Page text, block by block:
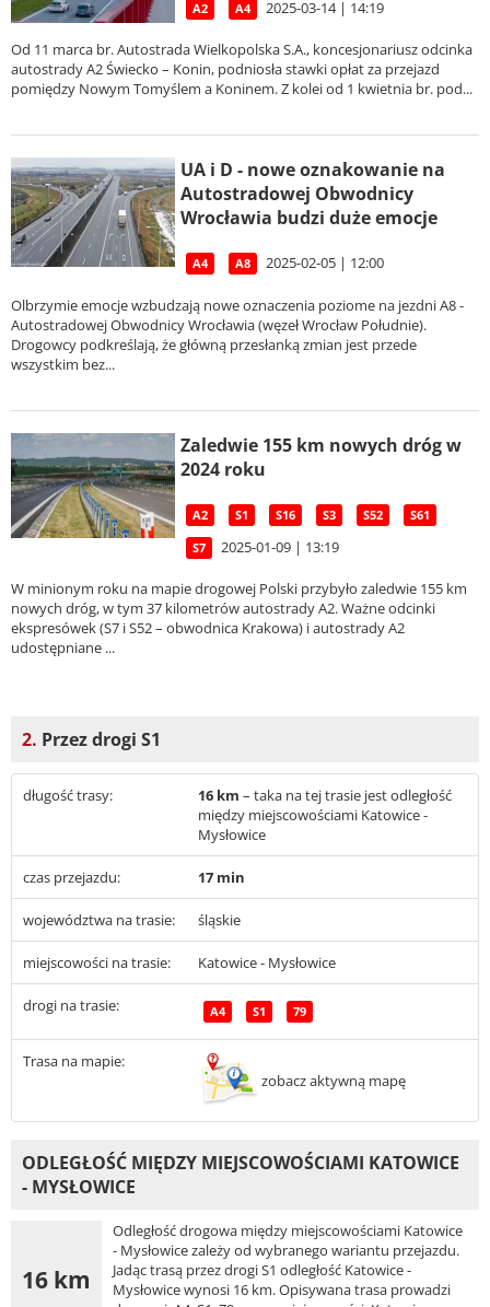
A2 A4 2025-03-14 | 14:19
Od 11 marca br. Autostrada Wielkopolska S.A., koncesjonariusz odcinka
autostrady A2 Świecko – Konin, podniosła stawki opłat za przejazd
pomiędzy Nowym Tomyślem a Koninem. Z kolei od 1 kwietnia br. pod...
UA i D - nowe oznakowanie na
Autostradowej Obwodnicy
Wrocławia budzi duże emocje
A4 A8 2025-02-05 | 12:00
Olbrzymie emocje wzbudzają nowe oznaczenia poziome na jezdni A8 -
Autostradowej Obwodnicy Wrocławia (węzeł Wrocław Południe).
Drogowcy podkreślają, że główną przesłanką zmian jest przede
wszystkim bez...
Zaledwie 155 km nowych dróg w
2024 roku
A2 S1 S16 S3 S52 S61
S7 2025-01-09 | 13:19
W minionym roku na mapie drogowej Polski przybyło zaledwie 155 km
nowych dróg, w tym 37 kilometrów autostrady A2. Ważne odcinki
ekspresówek (S7 i S52 – obwodnica Krakowa) i autostrady A2
udostępniane ...
2. Przez drogi S1
długość trasy: 16 km – taka na tej trasie jest odległość
między miejscowościami Katowice -
Mysłowice
czas przejazdu: 17 min
województwa na trasie: śląskie
miejscowości na trasie: Katowice - Mysłowice
drogi na trasie: A4 S1 79
Trasa na mapie:
zobacz aktywną mapę
ODLEGŁOŚĆ MIĘDZY MIEJSCOWOŚCIAMI KATOWICE
- MYSŁOWICE
16 km
Odległość drogowa między miejscowościami Katowice
- Mysłowice zależy od wybranego wariantu przejazdu.
Jadąc trasą przez drogi S1 odległość Katowice -
Mysłowice wynosi 16 km. Opisywana trasa prowadzi